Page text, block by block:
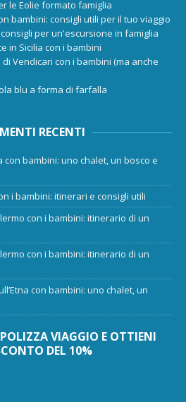
le Eolie formato famiglia
bambini: consigli utili per il tuo viaggio
per un'escursione in famiglia
in Sicilia con i bambini
Vendicari con i bambini (ma anche
blu a forma di farfalla
RECENTI
con bambini: uno chalet, un bosco e
i bambini: itinerari e consigli utili
con i bambini: itinerario di un
con i bambini: itinerario di un
con bambini: uno chalet, un
VIAGGIO E OTTIENI
DEL 10%